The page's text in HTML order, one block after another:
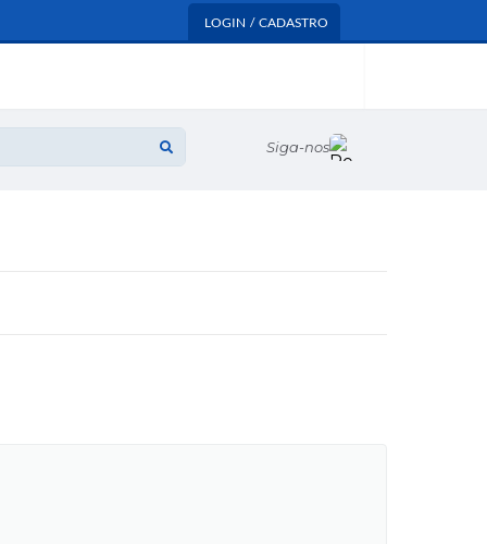
LOGIN / CADASTRO
Siga-nos